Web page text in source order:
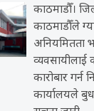
काठमाडौँ।
काठमाडौँले
अनियमितता
व्यवसायीलाई
कारोबार गर्न
कार्यालयले